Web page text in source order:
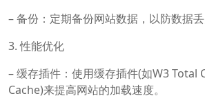
– 备份：定期备份网站数据，以防数据丢
3. 性能优化
– 缓存插件：使用缓存插件(如W3 Total
Cache)来提高网站的加载速度。